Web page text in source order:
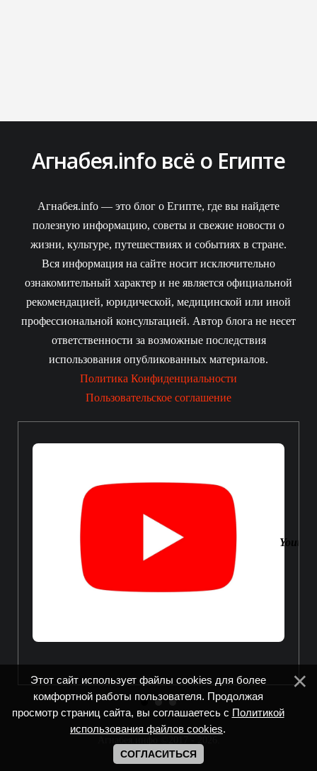
Агнабея.info всё о Египте
Агнабея.info — это блог о Египте, где вы найдете
полезную информацию, советы и свежие новости о
жизни, культуре, путешествиях и событиях в стране.
Вся информация на сайте носит исключительно
ознакомительный характер и не является официальной
рекомендацией, юридической, медицинской или иной
профессиональной консультацией. Автор блога не несет
ответственности за возможные последствия
использования опубликованных материалов.
Политика Конфиденциальности
Пользовательское соглашение
Youtube
Этот сайт использует файлы cookies для более
комфортной работы пользователя. Продолжая
просмотр страниц сайта, вы соглашаетесь с Политикой
использования файлов cookies.
СОГЛАСИТЬСЯ